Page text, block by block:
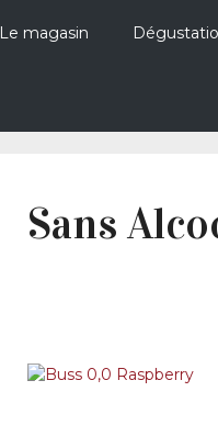
Le magasin
Sans